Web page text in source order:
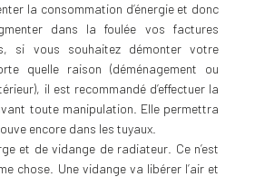
la consommation d’énergie et donc
dans la foulée vos factures
si vous souhaitez démonter votre
quelle raison (déménagement ou
il est recommandé d’effectuer la
toute manipulation. Elle permettra
encore dans les tuyaux.
et de vidange de radiateur. Ce n’est
chose. Une vidange va libérer l’air et